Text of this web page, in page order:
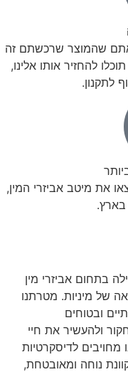
שהמוצר שרכשתם זה
להחזיר אותו אלינו,
לתקנון.
את מיטב אביזרי המין,
בארץ.
בתחום אביזרי מין
של מיניות. מטרתנו
ובטוחים
ולהעשיר את חיי
לדיסקרטיות
נוחה ומאובטחת,